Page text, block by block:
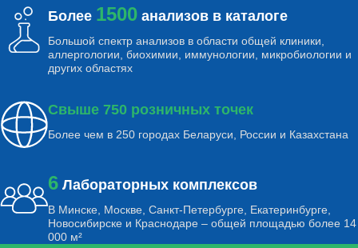
Более 1500 анализов в каталоге
Большой спектр анализов в области общей клиники,
аллергологии, биохимии, иммунологии, микробиологии и
других областях
Свыше 750 розничных точек
Более чем в 250 городах Беларуси, России и Казахстана
6 Лабораторных комплексов
В Минске, Москве, Санкт-Петербурге, Екатеринбурге,
Новосибирске и Краснодаре – общей площадью более 14
000 м²